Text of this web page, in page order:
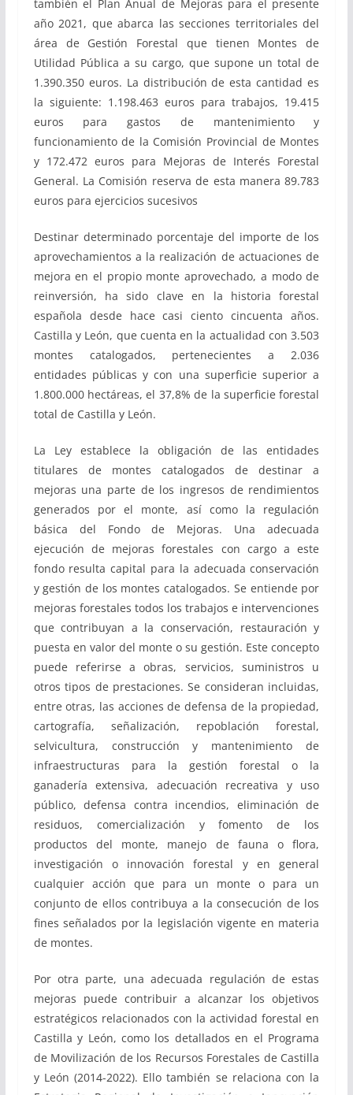
también el Plan Anual de Mejoras para el presente
año 2021, que abarca las secciones territoriales del
área de Gestión Forestal que tienen Montes de
Utilidad Pública a su cargo, que supone un total de
1.390.350 euros. La distribución de esta cantidad es
la siguiente: 1.198.463 euros para trabajos, 19.415
euros para gastos de mantenimiento y
funcionamiento de la Comisión Provincial de Montes
y 172.472 euros para Mejoras de Interés Forestal
General. La Comisión reserva de esta manera 89.783
euros para ejercicios sucesivos
Destinar determinado porcentaje del importe de los
aprovechamientos a la realización de actuaciones de
mejora en el propio monte aprovechado, a modo de
reinversión, ha sido clave en la historia forestal
española desde hace casi ciento cincuenta años.
Castilla y León, que cuenta en la actualidad con 3.503
montes catalogados, pertenecientes a 2.036
entidades públicas y con una superficie superior a
1.800.000 hectáreas, el 37,8% de la superficie forestal
total de Castilla y León.
La Ley establece la obligación de las entidades
titulares de montes catalogados de destinar a
mejoras una parte de los ingresos de rendimientos
generados por el monte, así como la regulación
básica del Fondo de Mejoras. Una adecuada
ejecución de mejoras forestales con cargo a este
fondo resulta capital para la adecuada conservación
y gestión de los montes catalogados. Se entiende por
mejoras forestales todos los trabajos e intervenciones
que contribuyan a la conservación, restauración y
puesta en valor del monte o su gestión. Este concepto
puede referirse a obras, servicios, suministros u
otros tipos de prestaciones. Se consideran incluidas,
entre otras, las acciones de defensa de la propiedad,
cartografía, señalización, repoblación forestal,
selvicultura, construcción y mantenimiento de
infraestructuras para la gestión forestal o la
ganadería extensiva, adecuación recreativa y uso
público, defensa contra incendios, eliminación de
residuos, comercialización y fomento de los
productos del monte, manejo de fauna o flora,
investigación o innovación forestal y en general
cualquier acción que para un monte o para un
conjunto de ellos contribuya a la consecución de los
fines señalados por la legislación vigente en materia
de montes.
Por otra parte, una adecuada regulación de estas
mejoras puede contribuir a alcanzar los objetivos
estratégicos relacionados con la actividad forestal en
Castilla y León, como los detallados en el Programa
de Movilización de los Recursos Forestales de Castilla
y León (2014-2022). Ello también se relaciona con la